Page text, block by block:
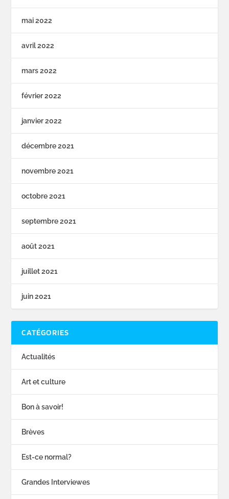
mai 2022
avril 2022
mars 2022
février 2022
janvier 2022
décembre 2021
novembre 2021
octobre 2021
septembre 2021
août 2021
juillet 2021
juin 2021
CATÉGORIES
Actualités
Art et culture
Bon à savoir!
Brèves
Est-ce normal?
Grandes Interviewes